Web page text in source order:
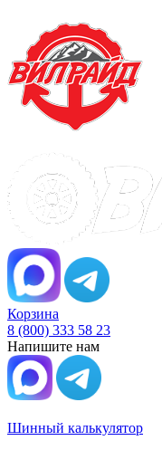
Корзина
8 (800) 333 58 23
Напишите нам
Шинный калькулятор